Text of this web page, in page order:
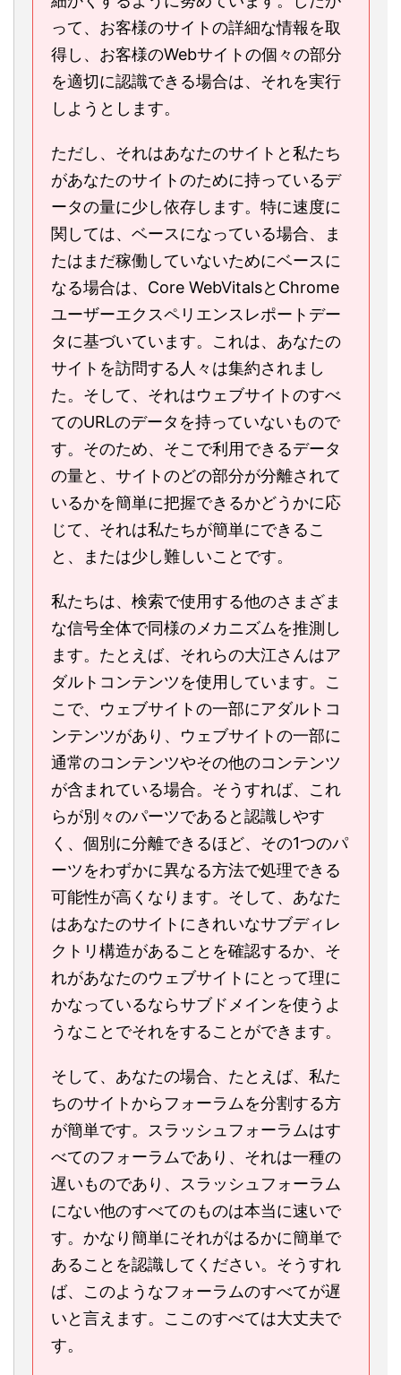
って、お客様のサイトの詳細な情報を取
得し、お客様のWebサイトの個々の部分
を適切に認識できる場合は、それを実行
しようとします。
ただし、それはあなたのサイトと私たち
があなたのサイトのために持っているデ
ータの量に少し依存します。特に速度に
関しては、ベースになっている場合、ま
たはまだ稼働していないためにベースに
なる場合は、Core WebVitalsとChrome
ユーザーエクスペリエンスレポートデー
タに基づいています。これは、あなたの
サイトを訪問する人々は集約されまし
た。そして、それはウェブサイトのすべ
てのURLのデータを持っていないもので
す。そのため、そこで利用できるデータ
の量と、サイトのどの部分が分離されて
いるかを簡単に把握できるかどうかに応
じて、それは私たちが簡単にできるこ
と、または少し難しいことです。
私たちは、検索で使用する他のさまざま
な信号全体で同様のメカニズムを推測し
ます。たとえば、それらの大江さんはア
ダルトコンテンツを使用しています。こ
こで、ウェブサイトの一部にアダルトコ
ンテンツがあり、ウェブサイトの一部に
通常のコンテンツやその他のコンテンツ
が含まれている場合。そうすれば、これ
らが別々のパーツであると認識しやす
く、個別に分離できるほど、その1つのパ
ーツをわずかに異なる方法で処理できる
可能性が高くなります。そして、あなた
はあなたのサイトにきれいなサブディレ
クトリ構造があることを確認するか、そ
れがあなたのウェブサイトにとって理に
かなっているならサブドメインを使うよ
うなことでそれをすることができます。
そして、あなたの場合、たとえば、私た
ちのサイトからフォーラムを分割する方
が簡単です。スラッシュフォーラムはす
べてのフォーラムであり、それは一種の
遅いものであり、スラッシュフォーラム
にない他のすべてのものは本当に速いで
す。かなり簡単にそれがはるかに簡単で
あることを認識してください。そうすれ
ば、このようなフォーラムのすべてが遅
いと言えます。ここのすべては大丈夫で
す。